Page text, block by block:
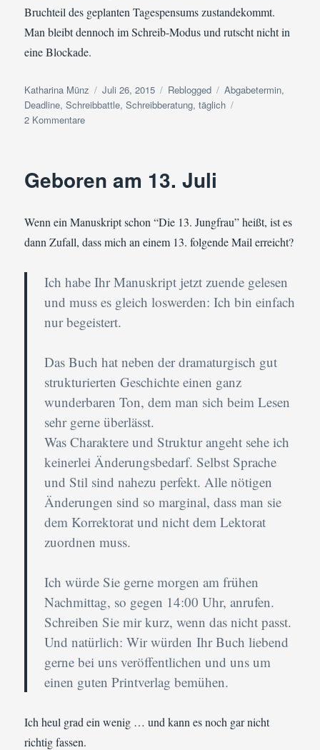
Bruchteil des geplanten Tagespensums zustandekommt.
Man bleibt dennoch im Schreib-Modus und rutscht nicht in
eine Blockade.
Autor
Katharina Münz
Veröffentlicht
am
Juli 26, 2015 Kategorien
Reblogged Schlagwörter
Abgabetermin,
Deadline,Schreibbattle,Schreibberatung,täglich
2 Kommentarezu
Einsendeschluss:
mit
einer
kann
Geboren am 13. Juli
Wenn ein Manuskript schon “Die 13. Jungfrau” heißt, ist es
dann Zufall, dass mich an einem 13. folgende Mail erreicht?
Ich habe Ihr Manuskript jetzt zuende gelesen
und muss es gleich loswerden: Ich bin einfach
nur begeistert.
Das Buch hat neben der dramaturgisch gut
strukturierten Geschichte einen ganz
wunderbaren Ton, dem man sich beim Lesen
sehr gerne überlässt.
Was Charaktere und Struktur angeht sehe ich
keinerlei Änderungsbedarf. Selbst Sprache
und Stil sind nahezu perfekt. Alle nötigen
Änderungen sind so marginal, dass man sie
dem Korrektorat und nicht dem Lektorat
zuordnen muss.
Ich würde Sie gerne morgen am frühen
Nachmittag, so gegen 14:00 Uhr, anrufen.
Schreiben Sie mir kurz, wenn das nicht passt.
Und natürlich: Wir würdenIhr Buch liebend
gerne bei uns veröffentlichen und uns um
einen guten Printverlag bemühen.
Ich heul grad ein wenig … und kann es noch gar nicht
richtig fassen.